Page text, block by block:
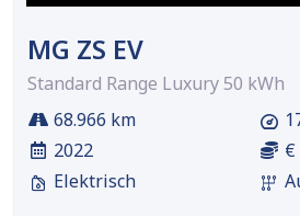
MG ZS EV
Standard Range Luxury 50 kWh
68.966 km
2022
Elektrisch
€